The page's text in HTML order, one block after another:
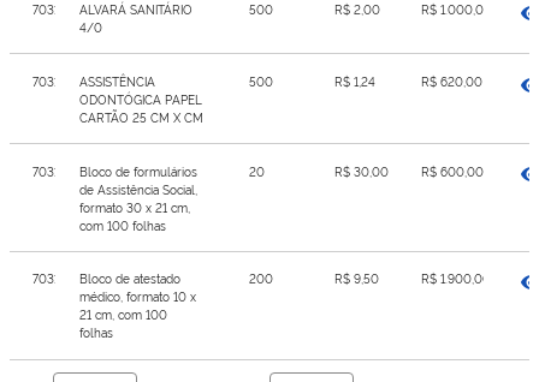
7031973ALVARÁ SANITÁRIO
4/0
500 R$ 2,00 R$ 1.000,00
7031974ASSISTÊNCIA
ODONTÓGICA PAPEL
CARTÃO 25 CM X CM
500 R$ 1,24 R$ 620,00
7031975Bloco de formulários
de Assistência Social,
formato 30 x 21 cm,
com 100 folhas
20 R$ 30,00 R$ 600,00
7031976Bloco de atestado
médico, formato 10 x
21 cm, com 100
folhas
200 R$ 9,50 R$ 1.900,00